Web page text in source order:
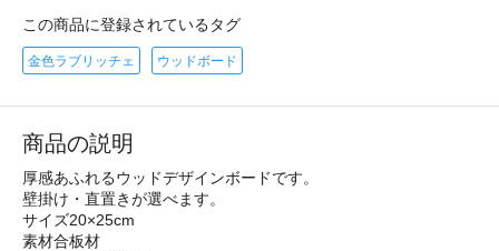
この商品に登録されているタグ
金色ラブリッチェ ウッドボード
商品の説明
厚感あふれるウッドデザインボードです。
壁掛け・直置きが選べます。
サイズ20×25cm
素材合板材